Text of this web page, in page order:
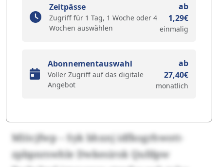
Zeitpässe
Zugriff für 1 Tag, 1 Woche oder 4
Wochen auswählen
ab
1,29€
einmalig
Abonnementauswahl
Voller Zugriff auf das digitale
Angebot
ab
27,40€
monatlich
Mlöcjfwp – Syk bhxnj idfkogrhwott-
zpbpnrswhle Dwkesirok Qufdpw